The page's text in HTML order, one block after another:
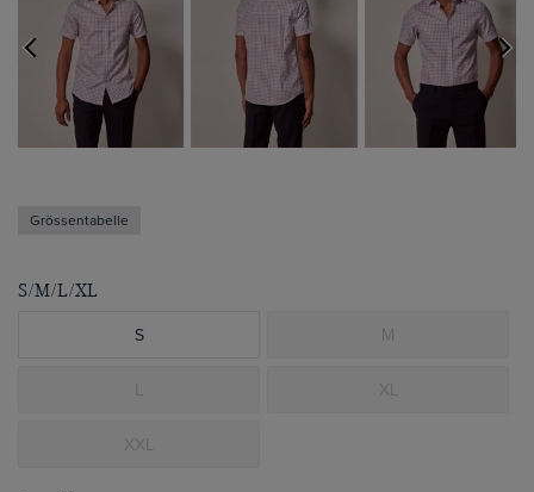
Grössentabelle
S/M/L/XL
S M
L XL
XXL